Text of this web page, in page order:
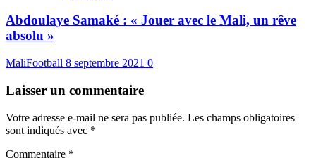
Abdoulaye Samaké : « Jouer avec le Mali, un rêve
absolu »
MaliFootball 8 septembre 2021 0
Laisser un commentaire
Votre adresse e-mail ne sera pas publiée. Les champs obligatoires
sont indiqués avec *
Commentaire *